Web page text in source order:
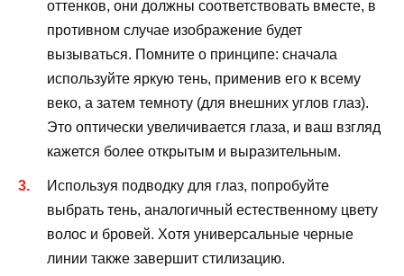
оттенков, они должны соответствовать вместе, в
противном случае изображение будет
вызываться. Помните о принципе: сначала
используйте яркую тень, применив его к всему
веко, а затем темноту (для внешних углов глаз).
Это оптически увеличивается глаза, и ваш взгляд
кажется более открытым и выразительным.
Используя подводку для глаз, попробуйте
выбрать тень, аналогичный естественному цвету
волос и бровей. Хотя универсальные черные
линии также завершит стилизацию.